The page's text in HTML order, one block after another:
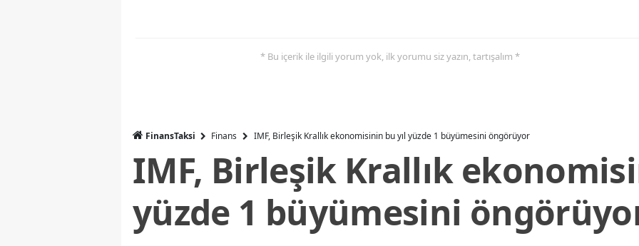
* Bu içerik ile ilgili yorum yok, ilk yorumu siz yazın, tartışalım *
FinansTaksi Finans IMF, Birleşik Krallık ekonomisinin bu yıl yüzde 1 büyümesini öngörüyor
IMF, Birleşik Krallık
yüzde 1 büyümesini